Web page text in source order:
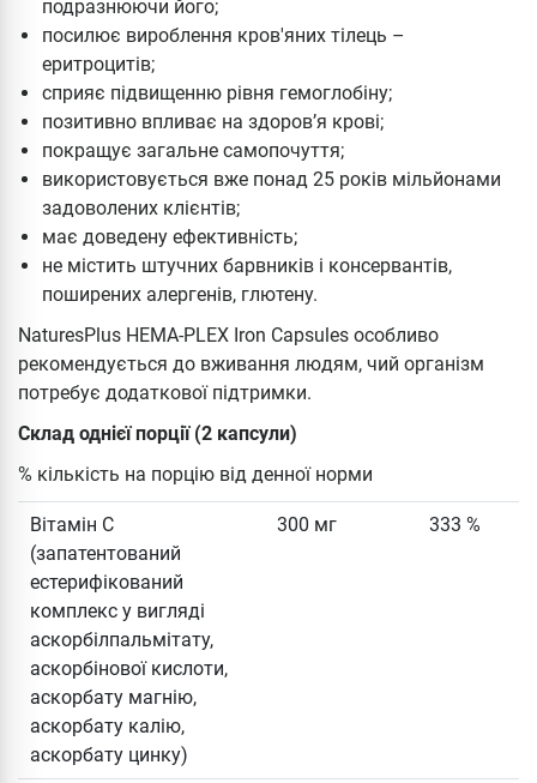
подразнюючи його;
посилює вироблення кров'яних тілець –
еритроцитів;
сприяє підвищенню рівня гемоглобіну;
позитивно впливає на здоров’я крові;
покращує загальне самопочуття;
використовується вже понад 25 років мільйонами
задоволених клієнтів;
має доведену ефективність;
не містить штучних барвників і консервантів,
поширених алергенів, глютену.
NaturesPlus HEMA-PLEX Iron Capsules особливо
рекомендується до вживання людям, чий організм
потребує додаткової підтримки.
Склад однієї порції (2 капсули)
% кількість на порцію від денної норми
Вітамін С
(запатентований
естерифікований
комплекс у вигляді
аскорбілпальмітату,
аскорбінової кислоти,
аскорбату магнію,
аскорбату калію,
аскорбату цинку)
300 мг 333 %